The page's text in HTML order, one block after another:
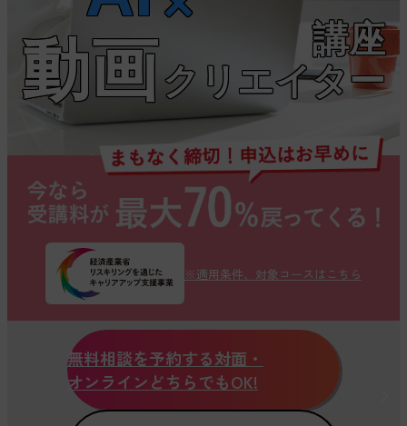
動画クリエイター
講座
AIを、あなたの創造力を形にする
「最強のパートナー」にします
※適用条件、対象コースはこちら
無料相談を予約する対面・
オンラインどちらでもOK!